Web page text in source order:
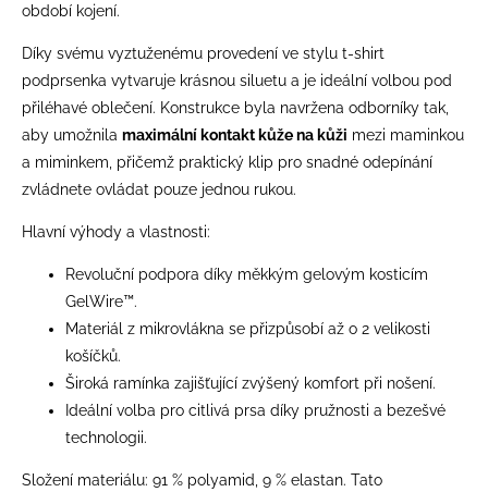
období kojení.
Díky svému vyztuženému provedení ve stylu t-shirt
podprsenka vytvaruje krásnou siluetu a je ideální volbou pod
přiléhavé oblečení. Konstrukce byla navržena odborníky tak,
aby umožnila maximální kontakt kůže na kůži mezi maminkou
a miminkem, přičemž praktický klip pro snadné odepínání
zvládnete ovládat pouze jednou rukou.
Hlavní výhody a vlastnosti:
Revoluční podpora díky měkkým gelovým kosticím
GelWire™.
Materiál z mikrovlákna se přizpůsobí až o 2 velikosti
košíčků.
Široká ramínka zajišťující zvýšený komfort při nošení.
Ideální volba pro citlivá prsa díky pružnosti a bezešvé
technologii.
Složení materiálu: 91 % polyamid, 9 % elastan. Tato